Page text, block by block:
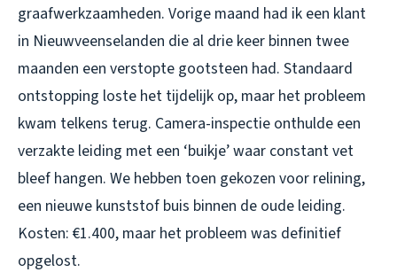
graafwerkzaamheden. Vorige maand had ik een klant
in Nieuwveenselanden die al drie keer binnen twee
maanden een verstopte gootsteen had. Standaard
ontstopping loste het tijdelijk op, maar het probleem
kwam telkens terug. Camera-inspectie onthulde een
verzakte leiding met een ‘buikje’ waar constant vet
bleef hangen. We hebben toen gekozen voor relining,
een nieuwe kunststof buis binnen de oude leiding.
Kosten: €1.400, maar het probleem was definitief
opgelost.